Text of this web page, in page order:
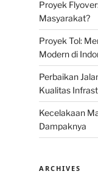
Proyek
Masyarakat?
Proyek Tol:
Modern di
Perbaikan
Kualitas
Kecelakaan
Dampaknya
ARCHIVES